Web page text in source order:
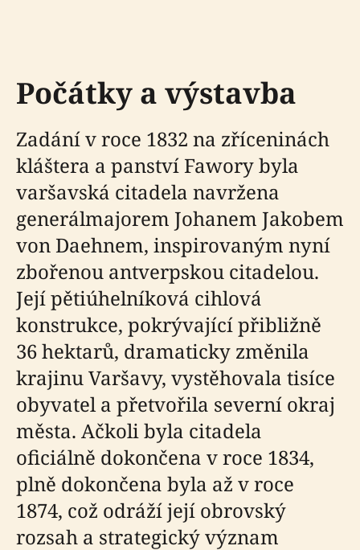
Počátky a výstavba
Zadání v roce 1832 na zříceninách
kláštera a panství Fawory byla
varšavská citadela navržena
generálmajorem Johanem Jakobem
von Daehnem, inspirovaným nyní
zbořenou antverpskou citadelou.
Její pětiúhelníková cihlová
konstrukce, pokrývající přibližně
36 hektarů, dramaticky změnila
krajinu Varšavy, vystěhovala tisíce
obyvatel a přetvořila severní okraj
města. Ačkoli byla citadela
oficiálně dokončena v roce 1834,
plně dokončena byla až v roce
1874, což odráží její obrovský
rozsah a strategický význam